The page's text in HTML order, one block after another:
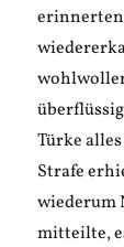
erinnerten
Türke
Strafe
wiederum
mitteilte,